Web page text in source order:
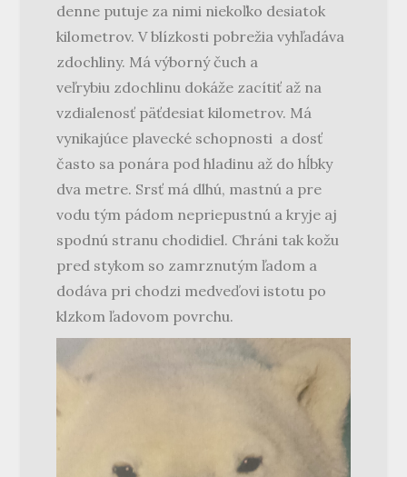
denne putuje za nimi niekoľko desiatok
kilometrov. V blízkosti pobrežia vyhľadáva
zdochliny. Má výborný čuch a
veľrybiu zdochlinu dokáže zacítiť až na
vzdialenosť päťdesiat kilometrov. Má
vynikajúce plavecké schopnosti a dosť
často sa ponára pod hladinu až do hĺbky
dva metre. Srsť má dlhú, mastnú a pre
vodu tým pádom nepriepustnú a kryje aj
spodnú stranu chodidiel. Chráni tak kožu
pred stykom so zamrznutým ľadom a
dodáva pri chodzi medveďovi istotu po
klzkom ľadovom povrchu.